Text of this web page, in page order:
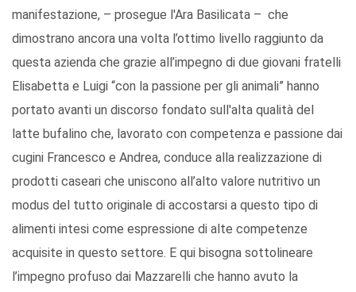
manifestazione, – prosegue l'Ara Basilicata – che
dimostrano ancora una volta l’ottimo livello raggiunto da
questa azienda che grazie all’impegno di due giovani fratelli
Elisabetta e Luigi “con la passione per gli animali” hanno
portato avanti un discorso fondato sull'alta qualità del
latte bufalino che, lavorato con competenza e passione dai
cugini Francesco e Andrea, conduce alla realizzazione di
prodotti caseari che uniscono all’alto valore nutritivo un
modus del tutto originale di accostarsi a questo tipo di
alimenti intesi come espressione di alte competenze
acquisite in questo settore. E qui bisogna sottolineare
l’impegno profuso dai Mazzarelli che hanno avuto la